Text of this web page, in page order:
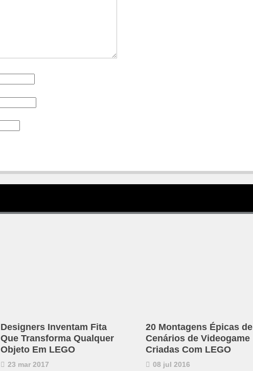
Designers Inventam Fita
Que Transforma Qualquer
Objeto Em LEGO
23 mar 2017
20 Montagens Épicas de
Cenários de Videogame
Criadas Com LEGO
08 jul 2016